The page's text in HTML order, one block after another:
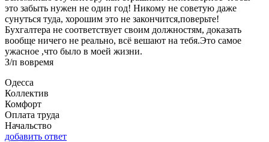
это забыть нужен не один год! Никому не советую даже
сунуться туда, хорошим это не закончится,поверьте!
Бухгалтера не соответствует своим должностям, доказать
вообще ничего не реально, всё вешают на тебя.Это самое
ужасное ,что было в моей жизни.
З/п вовремя
Одесса
Коллектив
Комфорт
Оплата труда
Начальство
добавить ответ